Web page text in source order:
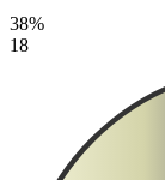
38%
18